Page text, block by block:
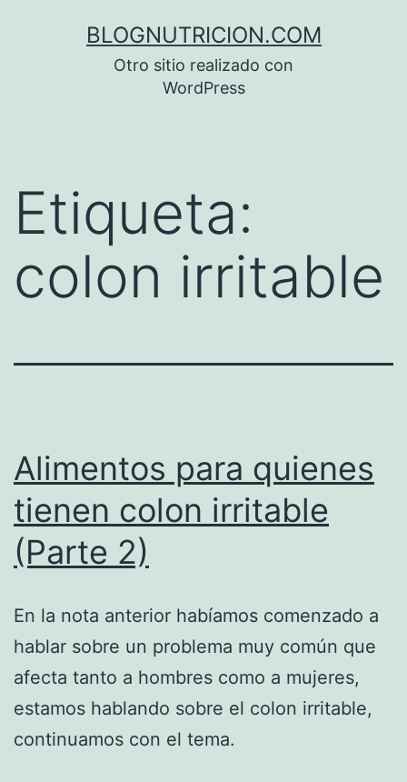
BLOGNUTRICION.COM
Otro sitio realizado con
WordPress
Etiqueta:
colon irritable
Alimentos para quienes
tienen colon irritable
(Parte 2)
En la nota anterior habíamos comenzado a
hablar sobre un problema muy común que
afecta tanto a hombres como a mujeres,
estamos hablando sobre el colon irritable,
continuamos con el tema.